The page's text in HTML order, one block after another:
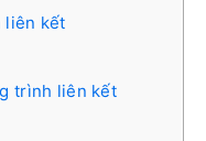
liên kết
trình liên kết